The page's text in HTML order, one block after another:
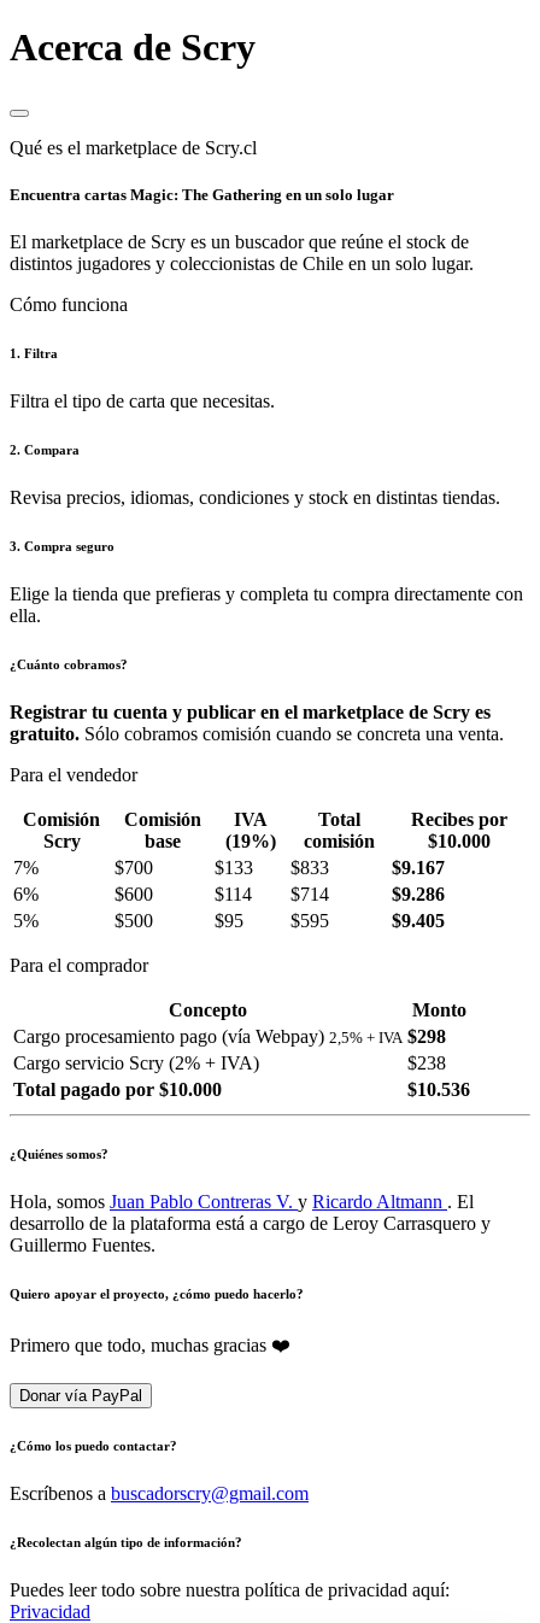
Acerca de Scry
Qué es el marketplace de Scry.cl
Encuentra cartas Magic: The Gathering en un solo lugar
El marketplace de Scry es un buscador que reúne el stock de
distintos jugadores y coleccionistas de Chile en un solo lugar.
Cómo funciona
1. Filtra
Filtra el tipo de carta que necesitas.
2. Compara
Revisa precios, idiomas, condiciones y stock en distintas tiendas.
3. Compra seguro
Elige la tienda que prefieras y completa tu compra directamente con
ella.
¿Cuánto cobramos?
Registrar tu cuenta y publicar en el marketplace de Scry es
gratuito. Sólo cobramos comisión cuando se concreta una venta.
Para el vendedor
Comisión
Scry
Comisión
base
IVA
(19%)
Total
comisión
Recibes por
$10.000
7%
$700 $133 $833
$9.167
6%
$600 $114 $714
$9.286
5%
$500 $95 $595 $9.405
Para el comprador
Concepto
Monto
Cargo procesamiento pago (vía Webpay) 2,5% + IVA $298
Cargo servicio Scry (2% + IVA)
$238
Total pagado por $10.000
$10.536
¿Quiénes somos?
Hola, somos Juan Pablo Contreras V. y Ricardo Altmann . El
desarrollo de la plataforma está a cargo de Leroy Carrasquero y
Guillermo Fuentes.
Quiero apoyar el proyecto, ¿cómo puedo hacerlo?
Primero que todo, muchas gracias ❤️
Donar vía PayPal
¿Cómo los puedo contactar?
Escríbenos a buscadorscry@gmail.com
¿Recolectan algún tipo de información?
Puedes leer todo sobre nuestra política de privacidad aquí:
Privacidad